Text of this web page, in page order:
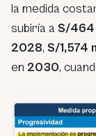
la medida
subiría a S/464
2028, S/1,574
en 2030,